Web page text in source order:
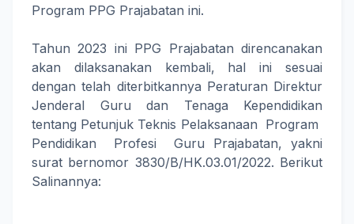
Program PPG Prajabatan ini.
Tahun 2023 ini PPG Prajabatan direncanakan
akan dilaksanakan kembali, hal ini sesuai
dengan telah diterbitkannya Peraturan Direktur
Jenderal Guru dan Tenaga Kependidikan
tentang Petunjuk Teknis Pelaksanaan Program
Pendidikan Profesi Guru Prajabatan, yakni
surat bernomor 3830/B/HK.03.01/2022. Berikut
Salinannya: